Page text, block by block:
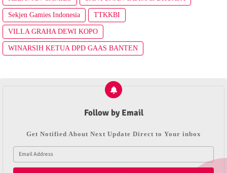
Sekjen Gamies Indonesia TTKKBI
VILLA GRAHA DEWI KOPO
WINARSIH KETUA DPD GAAS BANTEN
Follow by Email
Get Notified About Next Update Direct to Your inbox